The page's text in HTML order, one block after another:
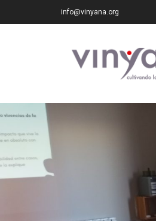
info@vinyana.org